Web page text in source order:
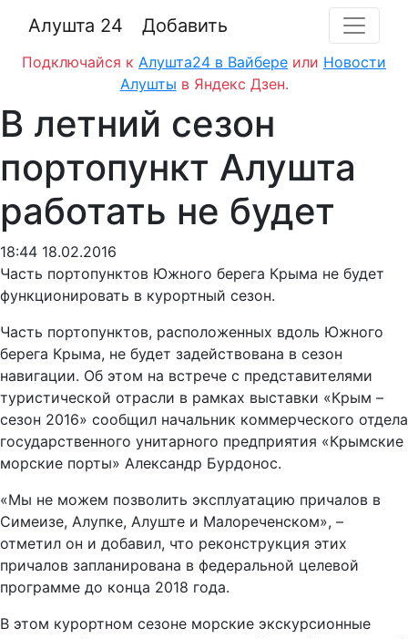
Алушта 24 Добавить
Подключайся к Алушта24 в Вайбере или Новости
Алушты в Яндекс Дзен.
В летний сезон
портопункт Алушта
работать не будет
18:44 18.02.2016
Часть портопунктов Южного берега Крыма не будет
функционировать в курортный сезон.
Часть портопунктов, расположенных вдоль Южного
берега Крыма, не будет задействована в сезон
навигации. Об этом на встрече с представителями
туристической отрасли в рамках выставки «Крым –
сезон 2016» сообщил начальник коммерческого отдела
государственного унитарного предприятия «Крымские
морские порты» Александр Бурдонос.
«Мы не можем позволить эксплуатацию причалов в
Симеизе, Алупке, Алуште и Малореченском», –
отметил он и добавил, что реконструкция этих
причалов запланирована в федеральной целевой
программе до конца 2018 года.
В этом курортном сезоне морские экскурсионные